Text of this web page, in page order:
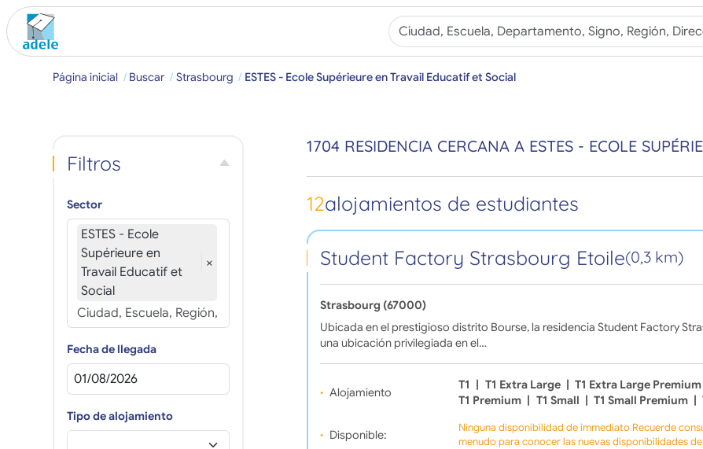
Página inicial Buscar Strasbourg ESTES - Ecole Supérieure en Travail Educatif et Social
1704 RESIDENCIA CERCANA A ESTES - ECOLE
12alojamientos de estudiantes
Student Factory Strasbourg Etoile(0,3 km)
Strasbourg (67000)
Ubicada en el prestigioso distrito Bourse, la residencia Student Factory
una ubicación privilegiada en el…
Alojamiento
T1 | T1 Extra Large | T1 Extra Large Premium
T1 Premium | T1 Small | T1 Small Premium |
Disponible:
Ninguna disponibilidad de immediato Recuerde
menudo para conocer las nuevas disponibilidades
Filtros
Sector
ESTES - Ecole
Supérieure en
Travail Educatif et
Social
×
Fecha de llegada
Tipo de alojamiento